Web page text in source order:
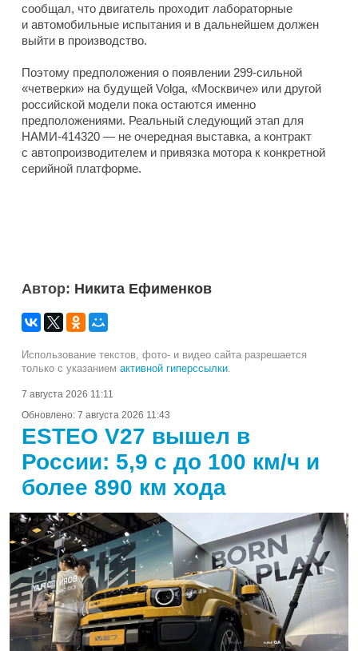
сообщал, что двигатель проходит лабораторные
и автомобильные испытания и в дальнейшем должен
выйти в производство.
Поэтому предположения о появлении 299-сильной
«четверки» на будущей Volga, «Москвиче» или другой
российской модели пока остаются именно
предположениями. Реальный следующий этап для
НАМИ-414320 — не очередная выставка, а контракт
с автопроизводителем и привязка мотора к конкретной
серийной платформе.
Автор: Никита Ефименков
Использование текстов, фото- и видео сайта разрешается
только с указанием активной гиперссылки
7 августа 2026 11:11
Обновлено: 7 августа 2026 11:43
ESTEO V27 вышел в
России: 5,9 с до 100 км/ч и
более 890 км хода